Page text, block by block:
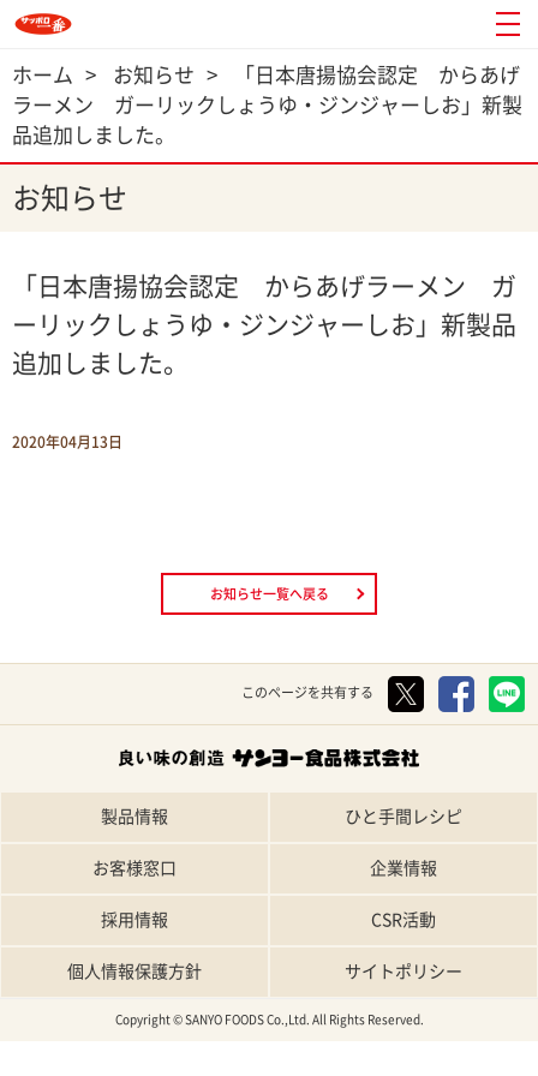
ホーム > お知らせ >
「日本唐揚協会認定 からあげ
ラーメン ガーリックしょうゆ・ジンジャーしお」新製
品追加しました。
お知らせ
「日本唐揚協会認定 からあげラーメン ガ
ーリックしょうゆ・ジンジャーしお」新製品
追加しました。
2020年04月13日
お知らせ一覧へ戻る
このページを共有する
製品情報 ひと手間レシピ
お客様窓口 企業情報
採用情報 CSR活動
個人情報保護方針 サイトポリシー
Copyright © SANYO FOODS Co.,Ltd. All Rights Reserved.